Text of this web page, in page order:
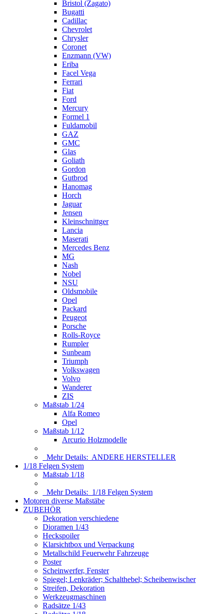
Bristol (Zagato)
Bugatti
Cadillac
Chevrolet
Chrysler
Coronet
Enzmann (VW)
Eriba
Facel Vega
Ferrari
Fiat
Ford
Mercury
Formel 1
Fuldamobil
GAZ
GMC
Glas
Goliath
Gordon
Gutbrod
Hanomag
Horch
Jaguar
Jensen
Kleinschnittger
Lancia
Maserati
Mercedes Benz
MG
Nash
Nobel
NSU
Oldsmobile
Opel
Packard
Peugeot
Porsche
Rolls-Royce
Rumpler
Sunbeam
Triumph
Volkswagen
Volvo
Wanderer
ZIS
Maßstab 1/24
Alfa Romeo
Opel
Maßstab 1/12
Arcurio Holzmodelle
Mehr Details: ANDERE HERSTELLER
1/18 Felgen System
Maßstab 1/18
Mehr Details: 1/18 Felgen System
Motoren diverse Maßstäbe
ZUBEHÖR
Dekoration verschiedene
Dioramen 1/43
Heckspoiler
Klarsichtbox und Verpackung
Metallschild Feuerwehr Fahrzeuge
Poster
Scheinwerfer, Fenster
Spiegel; Lenkräder; Schalthebel; Scheibenwischer
Streifen, Dekoration
Werkzeugmaschinen
Radsätze 1/43